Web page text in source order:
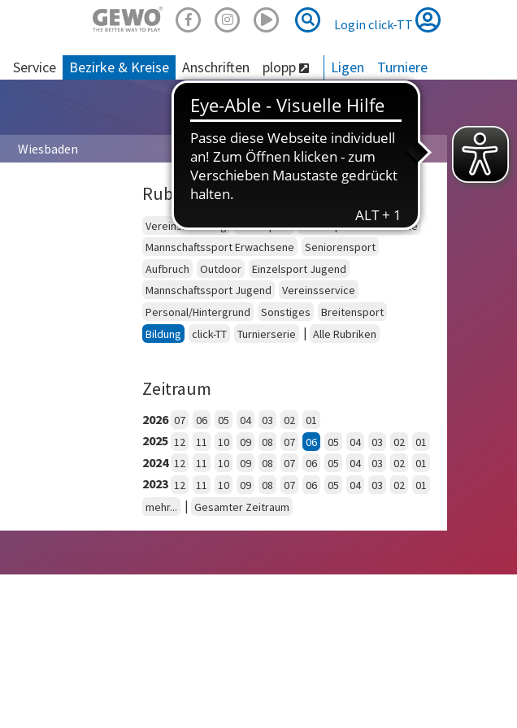
Suche
Suche
Login click-TT
Service Bezirke & Kreise Anschriften plopp Ligen Turniere
Wiesbaden
Rubriken
Vereinsberatung Schulsport
Einzelsport Erwachsene
Mannschaftssport Erwachsene
Seniorensport
Aufbruch
Outdoor
Einzelsport Jugend
Mannschaftssport Jugend
Vereinsservice
Personal/Hintergrund
Sonstiges
Breitensport
Bildung
click-TT Turnierserie | Alle Rubriken
Zeitraum
2026 07 06 05 04 03 02 01
2025 12 11 10 09 08 07 06 05 04 03 02 01
2024 12 11 10 09 08 07 06 05 04 03 02 01
2023 12 11 10 09 08 07 06 05 04 03 02
01
mehr...
| Gesamter Zeitraum